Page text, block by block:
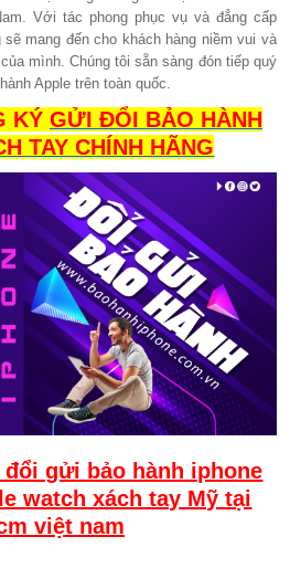
Với tác phong phục vụ và đẳng cấp
mang đến cho khách hàng niềm vui và
mình. Chúng tôi sẵn sàng đón tiếp quý
Apple trên toàn quốc.
KÝ GỬI ĐỔI BẢO HÀNH
TAY CHÍNH HÃNG
gửi bảo hành iphone
watch xách tay Mỹ tại
việt nam